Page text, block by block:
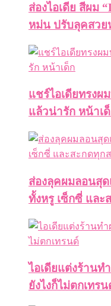
ส่องไอเดีย สีผม
หม่น ปรับลุคสวย
แชร์ไอเดียทรงผ
แล้วน่ารัก หน้าเ
ส่องลุคผมลอนสุ
ทั้งหรู เซ็กซี่ และ
ไอเดียแต่งร้านท
ยังไงก็ไม่ตกเทร